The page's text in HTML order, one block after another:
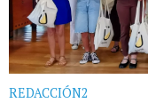
REDACCIÓN2